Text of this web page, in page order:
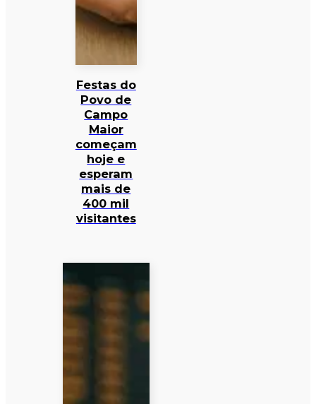
Festas do
Povo de
Campo
Maior
começam
hoje e
esperam
mais de
400 mil
visitantes